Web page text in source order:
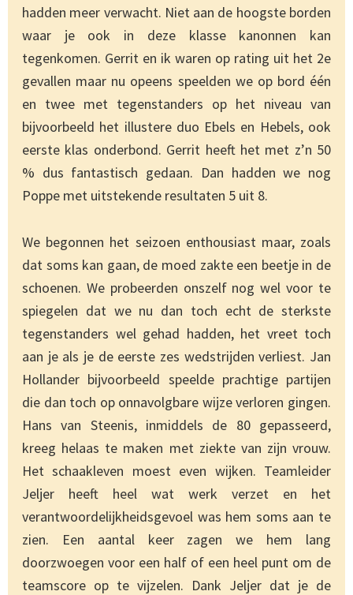
hadden meer verwacht. Niet aan de hoogste borden
waar je ook in deze klasse kanonnen kan
tegenkomen. Gerrit en ik waren op rating uit het 2e
gevallen maar nu opeens speelden we op bord één
en twee met tegenstanders op het niveau van
bijvoorbeeld het illustere duo Ebels en Hebels, ook
eerste klas onderbond. Gerrit heeft het met z’n 50
% dus fantastisch gedaan. Dan hadden we nog
Poppe met uitstekende resultaten 5 uit 8.
We begonnen het seizoen enthousiast maar, zoals
dat soms kan gaan, de moed zakte een beetje in de
schoenen. We probeerden onszelf nog wel voor te
spiegelen dat we nu dan toch echt de sterkste
tegenstanders wel gehad hadden, het vreet toch
aan je als je de eerste zes wedstrijden verliest. Jan
Hollander bijvoorbeeld speelde prachtige partijen
die dan toch op onnavolgbare wijze verloren gingen.
Hans van Steenis, inmiddels de 80 gepasseerd,
kreeg helaas te maken met ziekte van zijn vrouw.
Het schaakleven moest even wijken. Teamleider
Jeljer heeft heel wat werk verzet en het
verantwoordelijkheidsgevoel was hem soms aan te
zien. Een aantal keer zagen we hem lang
doorzwoegen voor een half of een heel punt om de
teamscore op te vijzelen. Dank Jeljer dat je de